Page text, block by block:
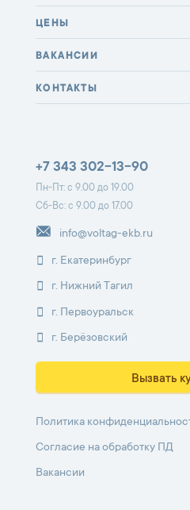
ЦЕНЫ
ВАКАНСИИ
КОНТАКТЫ
+7 343 302-13-90
Пн-Пт: с 9.00 до 19.00
Сб-Вс: с 9.00 до 17.00
info@voltag-ekb.ru
г. Екатеринбург
г. Нижний Тагил
г. Первоуральск
г. Берёзовский
Вызвать
Политика
Согласие на обработку ПД
Вакансии